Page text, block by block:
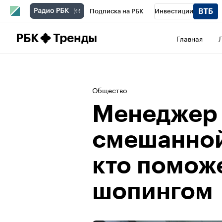
Подписка на РБК Инвестиции
РБК Тренды Главная
Общество
Менеджер
кто
шопингом